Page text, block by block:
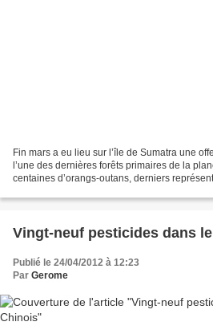
Fin mars a eu lieu sur l’île de Sumatra une
l’une des dernières forêts primaires de la
centaines d’orangs-outans, derniers
Vingt-neuf pesticides dans
Publié le 24/04/2012 à 12:23
Par Gerome